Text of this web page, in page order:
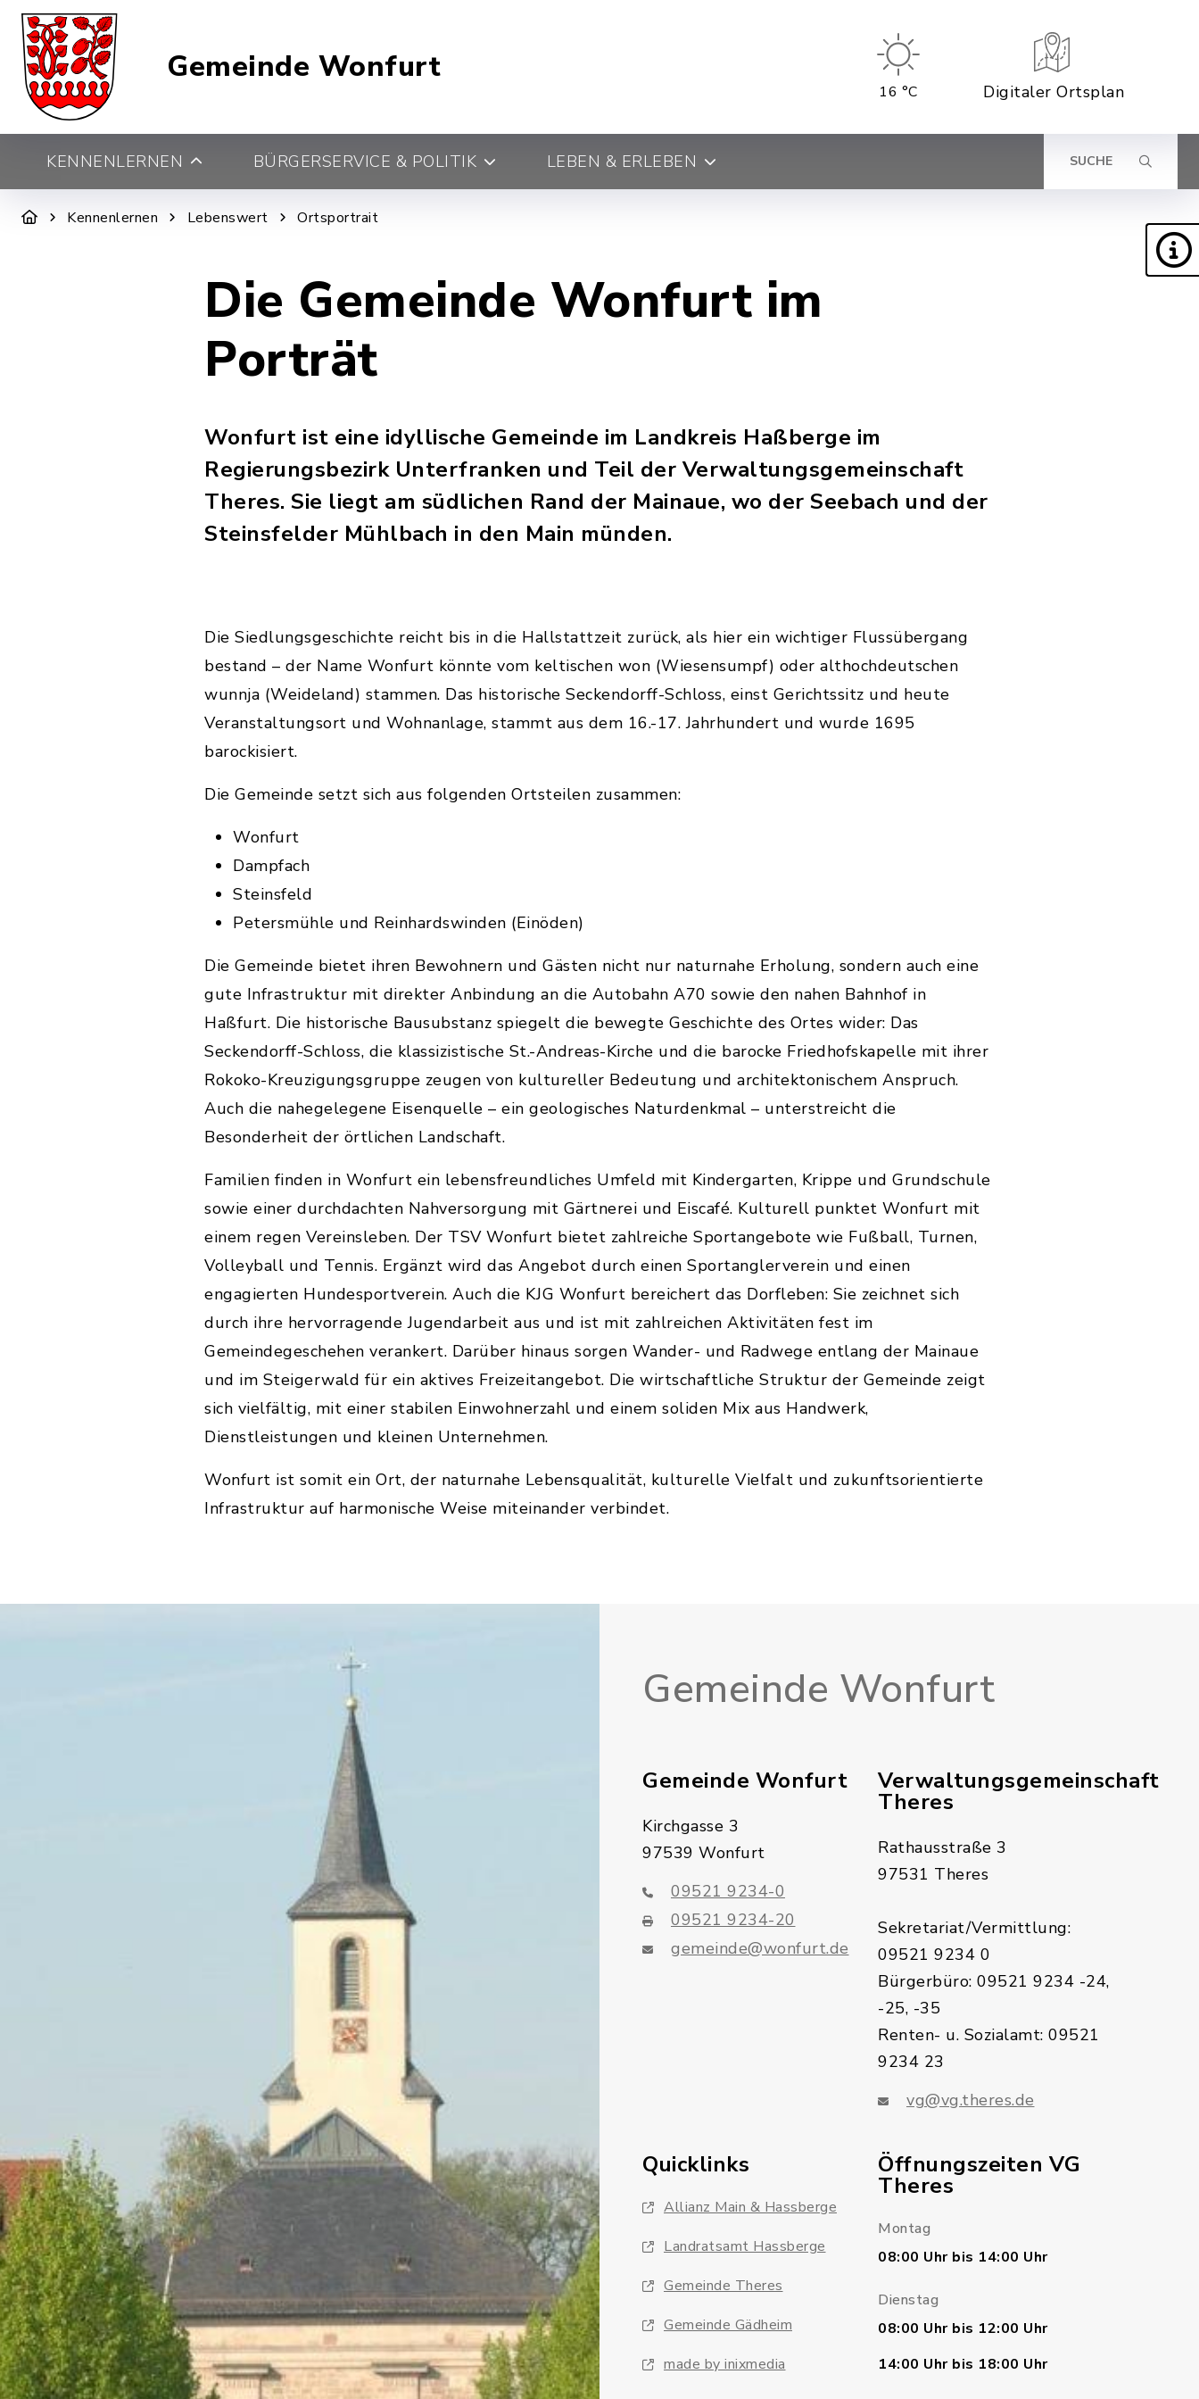
Gemeinde Wonfurt
16 °C Digitaler Ortsplan
KENNENLERNEN BÜRGERSERVICE & POLITIK LEBEN & ERLEBEN SUCHE
Kennenlernen Lebenswert Ortsportrait
Die Gemeinde Wonfurt im
Porträt
Wonfurt ist eine idyllische Gemeinde im Landkreis Haßberge im
Regierungsbezirk Unterfranken und Teil der Verwaltungsgemeinschaft
Theres. Sie liegt am südlichen Rand der Mainaue, wo der Seebach und der
Steinsfelder Mühlbach in den Main münden.
Die Siedlungsgeschichte reicht bis in die Hallstattzeit zurück, als hier ein wichtiger Flussübergang
bestand – der Name Wonfurt könnte vom keltischen won (Wiesensumpf) oder althochdeutschen
wunnja (Weideland) stammen. Das historische Seckendorff-Schloss, einst Gerichtssitz und heute
Veranstaltungsort und Wohnanlage, stammt aus dem 16.-17. Jahrhundert und wurde 1695
barockisiert.
Die Gemeinde setzt sich aus folgenden Ortsteilen zusammen:
Wonfurt
Dampfach
Steinsfeld
Petersmühle und Reinhardswinden (Einöden)
Die Gemeinde bietet ihren Bewohnern und Gästen nicht nur naturnahe Erholung, sondern auch eine
gute Infrastruktur mit direkter Anbindung an die Autobahn A70 sowie den nahen Bahnhof in
Haßfurt. Die historische Bausubstanz spiegelt die bewegte Geschichte des Ortes wider: Das
Seckendorff-Schloss, die klassizistische St.-Andreas-Kirche und die barocke Friedhofskapelle mit ihrer
Rokoko-Kreuzigungsgruppe zeugen von kultureller Bedeutung und architektonischem Anspruch.
Auch die nahegelegene Eisenquelle – ein geologisches Naturdenkmal – unterstreicht die
Besonderheit der örtlichen Landschaft.
Familien finden in Wonfurt ein lebensfreundliches Umfeld mit Kindergarten, Krippe und Grundschule
sowie einer durchdachten Nahversorgung mit Gärtnerei und Eiscafé. Kulturell punktet Wonfurt mit
einem regen Vereinsleben. Der TSV Wonfurt bietet zahlreiche Sportangebote wie Fußball, Turnen,
Volleyball und Tennis. Ergänzt wird das Angebot durch einen Sportanglerverein und einen
engagierten Hundesportverein. Auch die KJG Wonfurt bereichert das Dorfleben: Sie zeichnet sich
durch ihre hervorragende Jugendarbeit aus und ist mit zahlreichen Aktivitäten fest im
Gemeindegeschehen verankert. Darüber hinaus sorgen Wander- und Radwege entlang der Mainaue
und im Steigerwald für ein aktives Freizeitangebot. Die wirtschaftliche Struktur der Gemeinde zeigt
sich vielfältig, mit einer stabilen Einwohnerzahl und einem soliden Mix aus Handwerk,
Dienstleistungen und kleinen Unternehmen.
Wonfurt ist somit ein Ort, der naturnahe Lebensqualität, kulturelle Vielfalt und zukunftsorientierte
Infrastruktur auf harmonische Weise miteinander verbindet.
Gemeinde Wonfurt
Gemeinde Wonfurt
Kirchgasse 3
97539 Wonfurt
09521 9234-0
09521 9234-20
gemeinde@wonfurt.de
Verwaltungsgemeinschaft
Theres
Rathausstraße 3
97531 Theres
Sekretariat/Vermittlung:
09521 9234 0
Bürgerbüro: 09521 9234 -24,
-25, -35
Renten- u. Sozialamt: 09521
9234 23
vg@vg.theres.de
Quicklinks
Allianz Main & Hassberge
Landratsamt Hassberge
Gemeinde Theres
Gemeinde Gädheim
made by inixmedia
Öffnungszeiten VG
Theres
Montag
08:00 Uhr bis 14:00 Uhr
Dienstag
08:00 Uhr bis 12:00 Uhr
14:00 Uhr bis 18:00 Uhr